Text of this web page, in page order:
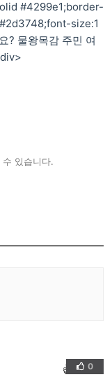
#4299e1;border-
size:1
? 물왕목감 주민 여
있습니다.
👍 ❤️
0